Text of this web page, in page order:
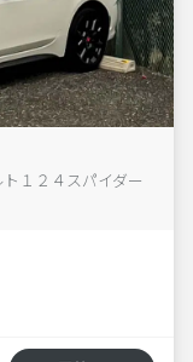
１２４スパイダー